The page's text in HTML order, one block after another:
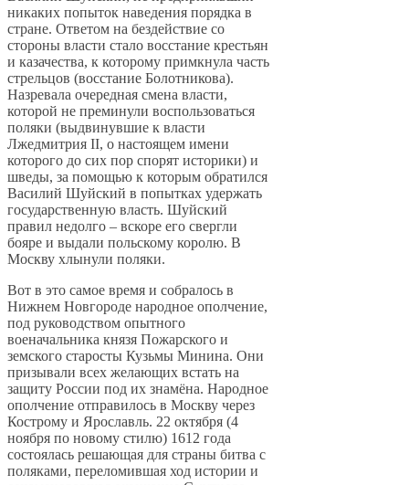
никаких попыток наведения порядка в
стране. Ответом на бездействие со
стороны власти стало восстание крестьян
и казачества, к которому примкнула часть
стрельцов (восстание Болотникова).
Назревала очередная смена власти,
которой не преминули воспользоваться
поляки (выдвинувшие к власти
Лжедмитрия II, о настоящем имени
которого до сих пор спорят историки) и
шведы, за помощью к которым обратился
Василий Шуйский в попытках удержать
государственную власть. Шуйский
правил недолго – вскоре его свергли
бояре и выдали польскому королю. В
Москву хлынули поляки.
Вот в это самое время и собралось в
Нижнем Новгороде народное ополчение,
под руководством опытного
военачальника князя Пожарского и
земского старосты Кузьмы Минина. Они
призывали всех желающих встать на
защиту России под их знамёна. Народное
ополчение отправилось в Москву через
Кострому и Ярославль. 22 октября (4
ноября по новому стилю) 1612 года
состоялась решающая для страны битва с
поляками, переломившая ход истории и